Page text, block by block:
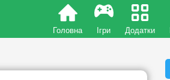
Головна Ігри Додатки